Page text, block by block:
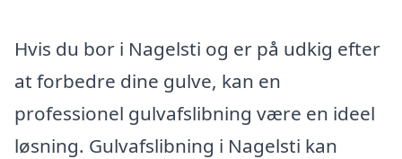
Hvis du bor i Nagelsti og er på udkig efter
at forbedre dine gulve, kan en
professionel gulvafslibning være en ideel
løsning. Gulvafslibning i Nagelsti kan